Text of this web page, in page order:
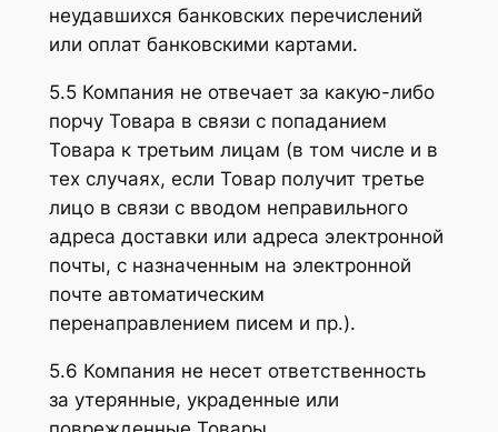
неудавшихся банковских перечислений
или оплат банковскими картами.
5.5 Компания не отвечает за какую-либо
порчу Товара в связи с попаданием
Товара к третьим лицам (в том числе и в
тех случаях, если Товар получит третье
лицо в связи с вводом неправильного
адреса доставки или адреса электронной
почты, с назначенным на электронной
почте автоматическим
перенаправлением писем и пр.).
5.6 Компания не несет ответственность
за утерянные, украденные или